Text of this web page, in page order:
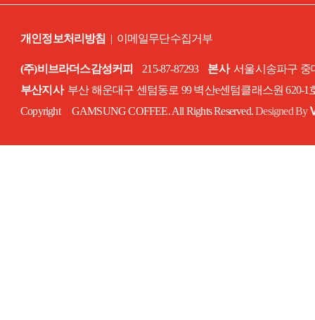
개인정보처리방침 | 이메일무단수집거부
(주)비브라더스감성커피 215-87-87293 본사서울시송파구 중
부산지사부산 해운대구 센텀동로 99 벽산e센텀클래스원 620-1
Copyright GAMSUNG COFFEE. All Rights Reserved.Designed By